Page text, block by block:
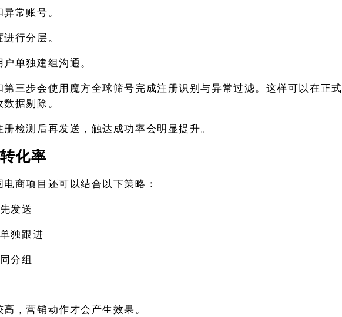
常账号。
行分层。
单独建组沟通。
三步会使用魔方全球筛号完成注册识别与异常过滤。这样可以在正式
据剔除。
检测后再发送，触达成功率会明显提升。
化率
商项目还可以结合以下策略：
发送
独跟进
分组
，营销动作才会产生效果。